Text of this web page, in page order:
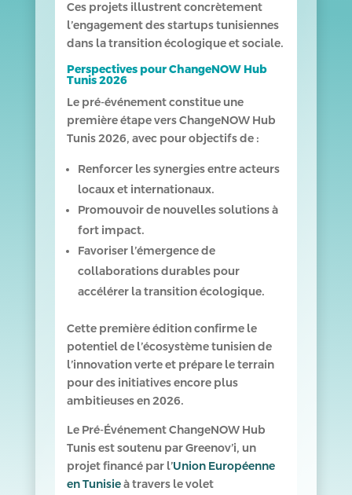
Ces projets illustrent concrètement
l’engagement des startups tunisiennes
dans la transition écologique et sociale.
Perspectives pour ChangeNOW Hub
Tunis 2026
Le pré-événement constitue une
première étape vers ChangeNOW Hub
Tunis 2026, avec pour objectifs de :
Renforcer les synergies entre acteurs
locaux et internationaux.
Promouvoir de nouvelles solutions à
fort impact.
Favoriser l’émergence de
collaborations durables pour
accélérer la transition écologique.
Cette première édition confirme le
potentiel de l’écosystème tunisien de
l’innovation verte et prépare le terrain
pour des initiatives encore plus
ambitieuses en 2026.
Le Pré-Événement ChangeNOW Hub
Tunis est soutenu par Greenov’i, un
projet financé par l’Union Européenne
en Tunisieà travers le volet